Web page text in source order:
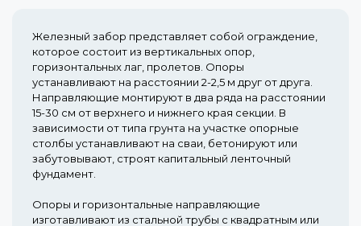
Железный забор представляет собой ограждение,
которое состоит из вертикальных опор,
горизонтальных лаг, пролетов. Опоры
устанавливают на расстоянии 2-2,5 м друг от друга.
Направляющие монтируют в два ряда на расстоянии
15-30 см от верхнего и нижнего края секции. В
зависимости от типа грунта на участке опорные
столбы устанавливают на сваи, бетонируют или
забутовывают, строят капитальный ленточный
фундамент.
Опоры и горизонтальные направляющие
изготавливают из стальной трубы с квадратным или